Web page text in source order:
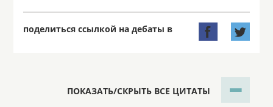
поделиться ссылкой на дебаты в  
ПОКАЗАТЬ/СКРЫТЬ ВСЕ ЦИТАТЫ